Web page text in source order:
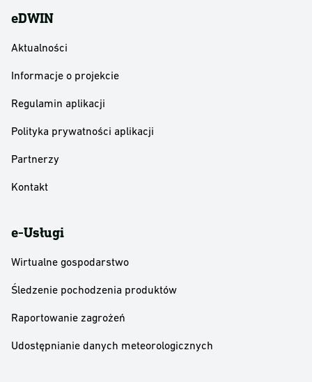
eDWIN
Aktualności
Informacje o projekcie
Regulamin aplikacji
Polityka prywatności aplikacji
Partnerzy
Kontakt
e-Usługi
Wirtualne gospodarstwo
Śledzenie pochodzenia produktów
Raportowanie zagrożeń
Udostępnianie danych meteorologicznych